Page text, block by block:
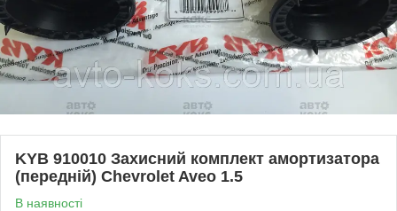
KYB 910010 Захисний комплект амортизатора
(передній) Chevrolet Aveo 1.5
В наявності